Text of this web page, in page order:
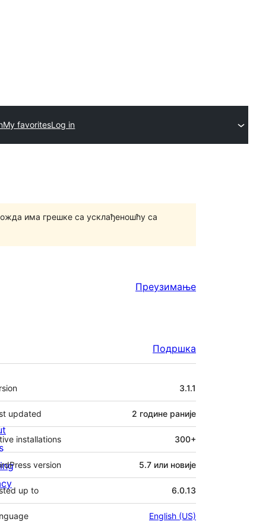
My favoritesLog in
има грешке са усклађеношћу са
Преузимање
Подршка
3.1.1
updated 2 године раније
installations 300+
version 5.7 или новије
up to 6.0.13
English (US)